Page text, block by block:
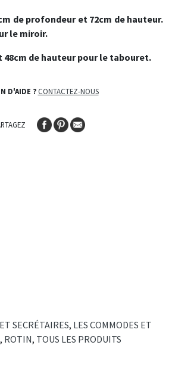
SECRÉTAIRES, LES COMMODES ET
, ROTIN, TOUS LES PRODUITS
de profondeur et 72cm de hauteur.
le miroir.
48cm de hauteur pour le tabouret.
D'AIDE ? CONTACTEZ-NOUS